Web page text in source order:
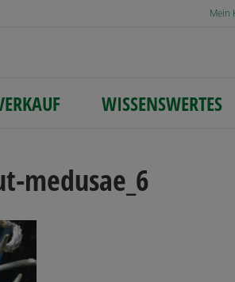
Mein
WISSENSWERTES
medusae_6